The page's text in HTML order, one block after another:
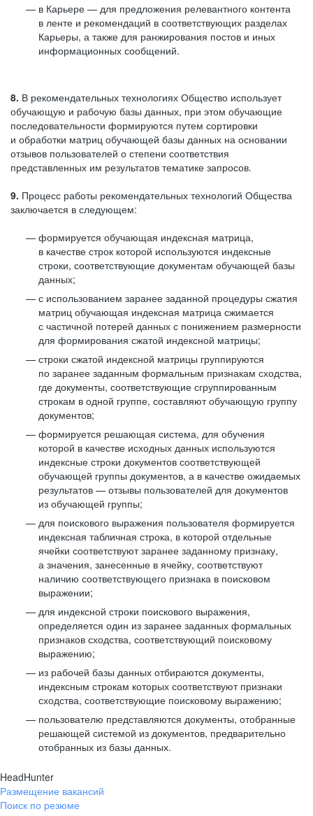
в Карьере — для предложения релевантного контента
в ленте и рекомендаций в соответствующих разделах
Карьеры, а также для ранжирования постов и иных
информационных сообщений.
8. В рекомендательных технологиях Общество использует
обучающую и рабочую базы данных, при этом обучающие
последовательности формируются путем сортировки
и обработки матриц обучающей базы данных на основании
отзывов пользователей о степени соответствия
представленных им результатов тематике запросов.
9. Процесс работы рекомендательных технологий Общества
заключается в следующем:
формируется обучающая индексная матрица,
в качестве строк которой используются индексные
строки, соответствующие документам обучающей базы
данных;
с использованием заранее заданной процедуры сжатия
матриц обучающая индексная матрица сжимается
с частичной потерей данных с понижением размерности
для формирования сжатой индексной матрицы;
строки сжатой индексной матрицы группируются
по заранее заданным формальным признакам сходства,
где документы, соответствующие сгруппированным
строкам в одной группе, составляют обучающую группу
документов;
формируется решающая система, для обучения
которой в качестве исходных данных используются
индексные строки документов соответствующей
обучающей группы документов, а в качестве ожидаемых
результатов — отзывы пользователей для документов
из обучающей группы;
для поискового выражения пользователя формируется
индексная табличная строка, в которой отдельные
ячейки соответствуют заранее заданному признаку,
а значения, занесенные в ячейку, соответствуют
наличию соответствующего признака в поисковом
выражении;
для индексной строки поискового выражения,
определяется один из заранее заданных формальных
признаков сходства, соответствующий поисковому
выражению;
из рабочей базы данных отбираются документы,
индексным строкам которых соответствуют признаки
сходства, соответствующие поисковому выражению;
пользователю представляются документы, отобранные
решающей системой из документов, предварительно
отобранных из базы данных.
HeadHunter
Размещение вакансий
Поиск по резюме